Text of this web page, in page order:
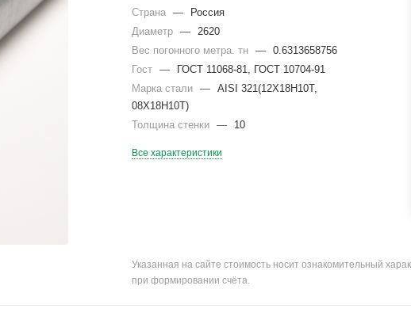
Страна —
Россия
Диаметр
—
2620
Вес погонного метра. тн
—
0.6313658756
Гост
—
ГОСТ 11068-81, ГОСТ 10704-91
Марка стали
—
AISI 321(12Х18Н10Т,
08Х18Н10Т)
Толщина стенки
— 10
Все характеристики
Указанная на сайте стоимость носит ознакомительный
при формировании счёта.